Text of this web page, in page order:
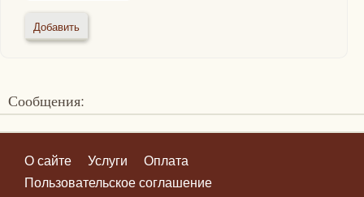
Сообщения:
О сайте Услуги
Оплата
Пользовательское соглашение